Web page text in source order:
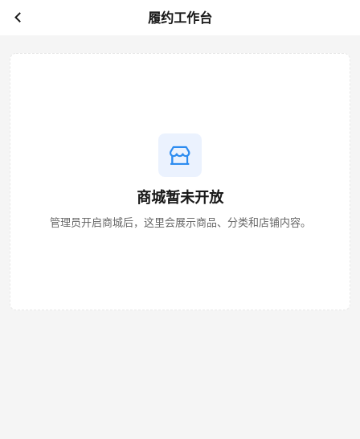
履约工作台
商城暂未开放
管理员开启商城后，这里会展示商品、分类和店铺内容。